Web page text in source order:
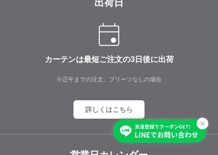
出荷日
カーテンは最短ご注文の3日後に出荷
※正午までの注文、プリーツなしの場合
詳しくはこちら